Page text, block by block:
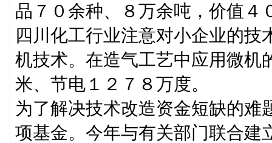
品７０余种、８万余吨，价值４
四川化工行业注意对小企业的技
机技术。在造气工艺中应用微机
米、节电１２７８万度。
为了解决技术改造资金短缺的难
项基金。今年与有关部门联合建